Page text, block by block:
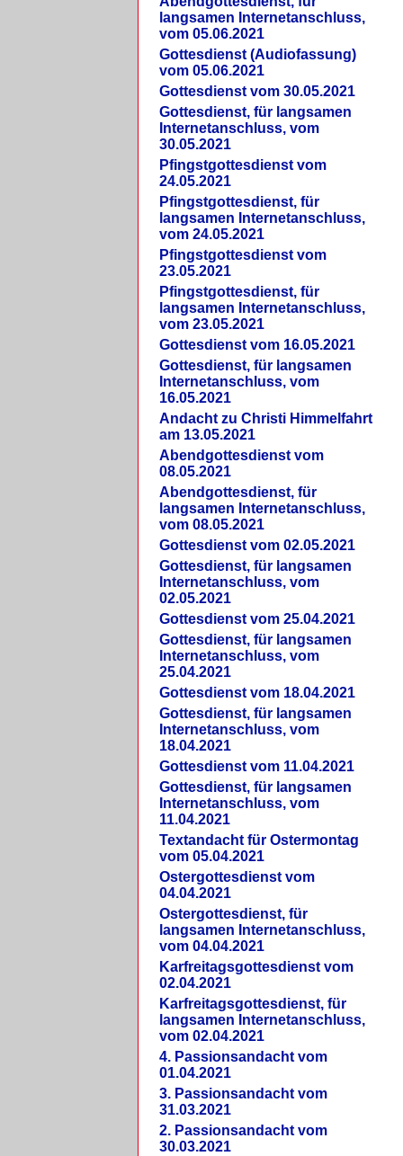
langsamen Internetanschluss,
vom 05.06.2021
Gottesdienst (Audiofassung)
vom 05.06.2021
Gottesdienst vom 30.05.2021
Gottesdienst, für langsamen
Internetanschluss, vom
30.05.2021
Pfingstgottesdienst vom
24.05.2021
Pfingstgottesdienst, für
langsamen Internetanschluss,
vom 24.05.2021
Pfingstgottesdienst vom
23.05.2021
Pfingstgottesdienst, für
langsamen Internetanschluss,
vom 23.05.2021
Gottesdienst vom 16.05.2021
Gottesdienst, für langsamen
Internetanschluss, vom
16.05.2021
Andacht zu Christi Himmelfahrt
am 13.05.2021
Abendgottesdienst vom
08.05.2021
Abendgottesdienst, für
langsamen Internetanschluss,
vom 08.05.2021
Gottesdienst vom 02.05.2021
Gottesdienst, für langsamen
Internetanschluss, vom
02.05.2021
Gottesdienst vom 25.04.2021
Gottesdienst, für langsamen
Internetanschluss, vom
25.04.2021
Gottesdienst vom 18.04.2021
Gottesdienst, für langsamen
Internetanschluss, vom
18.04.2021
Gottesdienst vom 11.04.2021
Gottesdienst, für langsamen
Internetanschluss, vom
11.04.2021
Textandacht für Ostermontag
vom 05.04.2021
Ostergottesdienst vom
04.04.2021
Ostergottesdienst, für
langsamen Internetanschluss,
vom 04.04.2021
Karfreitagsgottesdienst vom
02.04.2021
Karfreitagsgottesdienst, für
langsamen Internetanschluss,
vom 02.04.2021
4. Passionsandacht vom
01.04.2021
3. Passionsandacht vom
31.03.2021
2. Passionsandacht vom
30.03.2021